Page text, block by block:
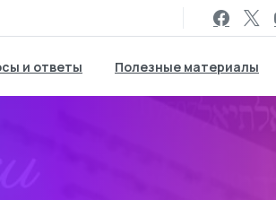
и ответы Полезные материалы